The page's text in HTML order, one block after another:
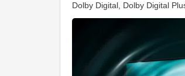
Dolby Digital, Dolby Digital